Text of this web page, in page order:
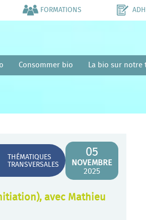
FORMATIONS
Consommer bio La bio sur notre
05
NOVEMBRE
2025
THÉMATIQUES
TRANSVERSALES
avec Mathieu